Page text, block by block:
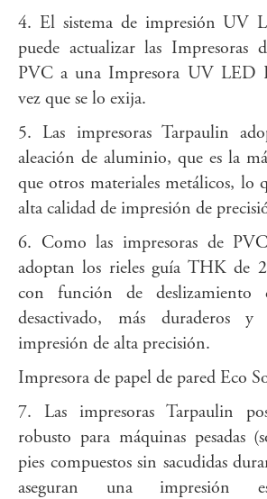
4. El sistema de impresión UV
puede actualizar las Impresoras
PVC a una Impresora UV LED
vez que se lo exija.
5. Las impresoras Tarpaulin
aleación de aluminio, que es la
que otros materiales metálicos, lo
alta calidad de impresión de
6. Como las impresoras de
adoptan los rieles guía THK de
con función de deslizamiento
desactivado, más duraderos
impresión de alta precisión.
Impresora de papel de pared Eco
7. Las impresoras Tarpaulin
robusto para máquinas pesadas
pies compuestos sin sacudidas
aseguran una impresión